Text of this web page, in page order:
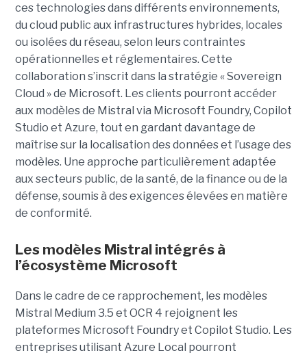
ces technologies dans différents environnements,
du cloud public aux infrastructures hybrides, locales
ou isolées du réseau, selon leurs contraintes
opérationnelles et réglementaires. Cette
collaboration s’inscrit dans la stratégie « Sovereign
Cloud » de Microsoft. Les clients pourront accéder
aux modèles de Mistral via Microsoft Foundry, Copilot
Studio et Azure, tout en gardant davantage de
maîtrise sur la localisation des données et l’usage des
modèles. Une approche particulièrement adaptée
aux secteurs public, de la santé, de la finance ou de la
défense, soumis à des exigences élevées en matière
de conformité.
Les modèles Mistral intégrés à
l’écosystème Microsoft
Dans le cadre de ce rapprochement, les modèles
Mistral Medium 3.5 et OCR 4 rejoignent les
plateformes Microsoft Foundry et Copilot Studio. Les
entreprises utilisant Azure Local pourront